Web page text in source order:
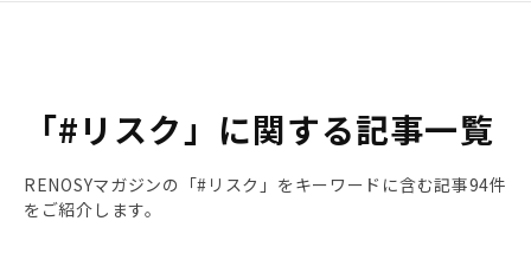
「#リスク」に関する記事一覧
RENOSYマガジンの「#リスク」をキーワードに含む記事94件
をご紹介します。